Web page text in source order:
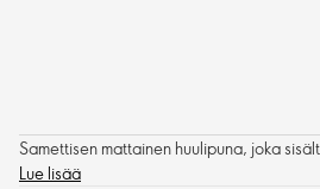
Samettisen mattainen huulipuna, joka
Lue lisää